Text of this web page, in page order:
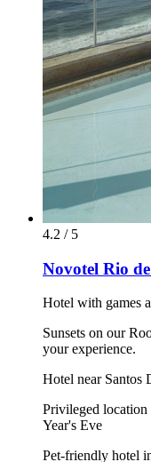
4.2 / 5
Novotel Rio
Hotel with games
Sunsets on our
your experience.
Hotel near Santos
Privileged
Year's Eve
Pet-friendly hotel